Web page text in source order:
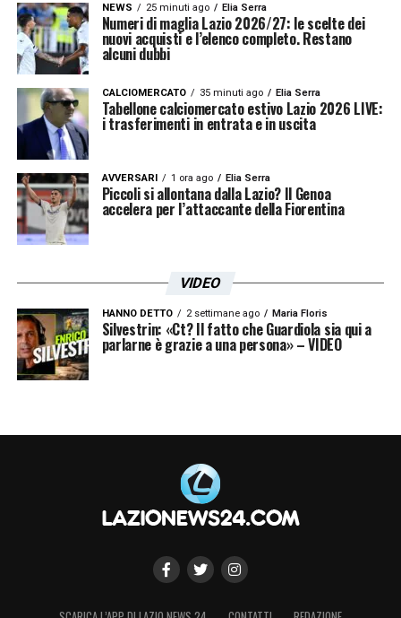
NEWS 25 minuti ago Elia Serra
Numeri di maglia Lazio 2026/27: le scelte dei
nuovi acquisti e l’elenco completo. Restano
alcuni dubbi
CALCIOMERCATO 35 minuti ago Elia Serra
Tabellone calciomercato estivo Lazio 2026 LIVE:
i trasferimenti in entrata e in uscita
AVVERSARI 1 ora ago Elia Serra
Piccoli si allontana dalla Lazio? Il Genoa
accelera per l’attaccante della Fiorentina
VIDEO
HANNO DETTO 2 settimane ago Maria Floris
Silvestrin: «Ct? Il fatto che Guardiola sia qui a
parlarne è grazie a una persona» – VIDEO